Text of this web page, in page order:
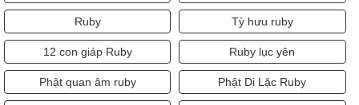
Ruby Tỳ hưu ruby
12 con giáp Ruby Ruby lục yên
Phật quan âm ruby Phật Di Lặc Ruby